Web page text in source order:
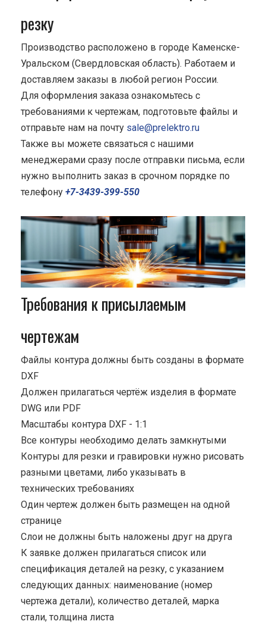
резку
Производство расположено в городе Каменске-
Уральском (Свердловская область). Работаем и
доставляем заказы в любой регион России.
Для оформления заказа ознакомьтесь с
требованиями к чертежам, подготовьте файлы и
отправьте нам на почту sale@prelektro.ru
Также вы можете связаться с нашими
менеджерами сразу после отправки письма, если
нужно выполнить заказ в срочном порядке по
телефону +7-3439-399-550
Требования к присылаемым
чертежам
Файлы контура должны быть созданы в формате
DXF
Должен прилагаться чертёж изделия в формате
DWG или PDF
Масштабы контура DXF - 1:1
Все контуры необходимо делать замкнутыми
Контуры для резки и гравировки нужно рисовать
разными цветами, либо указывать в
технических требованиях
Один чертеж должен быть размещен на одной
странице
Cлои не должны быть наложены друг на друга
К заявке должен прилагаться список или
спецификация деталей на резку, с указанием
следующих данных: наименование (номер
чертежа детали), количество деталей, марка
стали, толщина листа